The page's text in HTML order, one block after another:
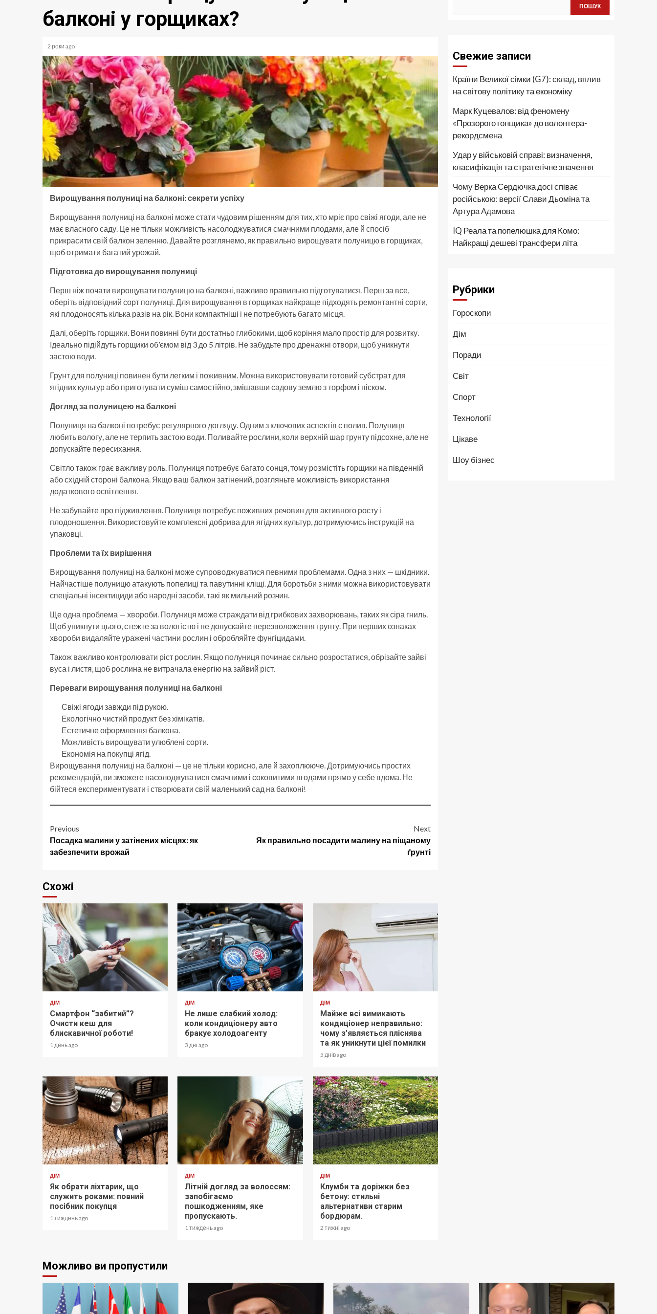
балконі у горщиках?
2 роки ago
Вирощування полуниці на балконі: секрети успіху
Вирощування полуниці на балконі може стати чудовим рішенням для тих, хто мріє про свіжі ягоди, але не
має власного саду. Це не тільки можливість насолоджуватися смачними плодами, але й спосіб
прикрасити свій балкон зеленню. Давайте розглянемо, як правильно вирощувати полуницю в горщиках,
щоб отримати багатий урожай.
Підготовка до вирощування полуниці
Перш ніж почати вирощувати полуницю на балконі, важливо правильно підготуватися. Перш за все,
оберіть відповідний сорт полуниці. Для вирощування в горщиках найкраще підходять ремонтантні сорти,
які плодоносять кілька разів на рік. Вони компактніші і не потребують багато місця.
Далі, оберіть горщики. Вони повинні бути достатньо глибокими, щоб коріння мало простір для розвитку.
Ідеально підійдуть горщики об’ємом від 3 до 5 літрів. Не забудьте про дренажні отвори, щоб уникнути
застою води.
Грунт для полуниці повинен бути легким і поживним. Можна використовувати готовий субстрат для
ягідних культур або приготувати суміш самостійно, змішавши садову землю з торфом і піском.
Догляд за полуницею на балконі
Полуниця на балконі потребує регулярного догляду. Одним з ключових аспектів є полив. Полуниця
любить вологу, але не терпить застою води. Поливайте рослини, коли верхній шар грунту підсохне, але не
допускайте пересихання.
Світло також грає важливу роль. Полуниця потребує багато сонця, тому розмістіть горщики на південній
або східній стороні балкона. Якщо ваш балкон затінений, розгляньте можливість використання
додаткового освітлення.
Не забувайте про підживлення. Полуниця потребує поживних речовин для активного росту і
плодоношення. Використовуйте комплексні добрива для ягідних культур, дотримуючись інструкцій на
упаковці.
Проблеми та їх вирішення
Вирощування полуниці на балконі може супроводжуватися певними проблемами. Одна з них — шкідники.
Найчастіше полуницю атакують попелиці та павутинні кліщі. Для боротьби з ними можна використовувати
спеціальні інсектициди або народні засоби, такі як мильний розчин.
Ще одна проблема — хвороби. Полуниця може страждати від грибкових захворювань, таких як сіра гниль.
Щоб уникнути цього, стежте за вологістю і не допускайте перезволоження грунту. При перших ознаках
хвороби видаляйте уражені частини рослин і обробляйте фунгіцидами.
Також важливо контролювати ріст рослин. Якщо полуниця починає сильно розростатися, обрізайте зайві
вуса і листя, щоб рослина не витрачала енергію на зайвий ріст.
Переваги вирощування полуниці на балконі
Свіжі ягоди завжди під рукою.
Екологічно чистий продукт без хімікатів.
Естетичне оформлення балкона.
Можливість вирощувати улюблені сорти.
Економія на покупці ягід.
Вирощування полуниці на балконі — це не тільки корисно, але й захоплююче. Дотримуючись простих
рекомендацій, ви зможете насолоджуватися смачними і соковитими ягодами прямо у себе вдома. Не
бійтеся експериментувати і створювати свій маленький сад на балконі!
Post
navigation
Previous
Посадка малини у затінених місцях: як
забезпечити врожай
Next
Як правильно посадити малину на піщаному
ґрунті
Схожі
ДІМ
Смартфон “забитий”?
Очисти кеш для
блискавичної роботи!
1 день ago
ДІМ
Не лише слабкий холод:
коли кондиціонеру авто
бракує холодоагенту
3 дні ago
ДІМ
Майже всі вимикають
кондиціонер неправильно:
чому з’являється пліснява
та як уникнути цієї помилки
5 днів ago
ДІМ
Як обрати ліхтарик, що
служить роками: повний
посібник покупця
1 тиждень ago
ДІМ
Літній догляд за волоссям:
запобігаємо
пошкодженням, яке
пропускають.
1 тиждень ago
ДІМ
Клумби та доріжки без
бетону: стильні
альтернативи старим
бордюрам.
2 тижні ago
ПОШУК
Свежие записи
Країни Великої сімки (G7): склад, вплив
на світову політику та економіку
Марк Куцевалов: від феномену
«Прозорого гонщика» до волонтера-
рекордсмена
Удар у військовій справі: визначення,
класифікація та стратегічне значення
Чому Верка Сердючка досі співає
російською: версії Слави Дьоміна та
Артура Адамова
IQ Реала та попелюшка для Комо:
Найкращі дешеві трансфери літа
Рубрики
Гороскопи
Дім
Поради
Світ
Спорт
Технології
Цікаве
Шоу бізнес
Можливо ви пропустили